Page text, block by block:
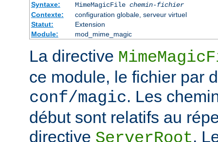
Syntaxe:
MimeMagicFile chemin-fichier
Contexte:
configuration globale, serveur virtuel
Statut:
Extension
Module:
mod_mime_magic
La directive
ce module, le fichier par
conf/magic. Les
début sont relatifs au
directive ServerRoot.